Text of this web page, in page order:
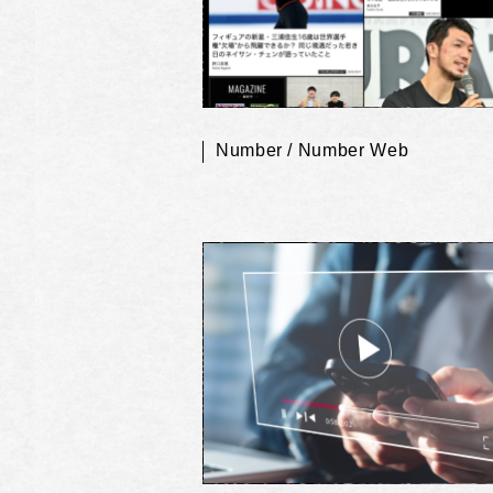
Number / Number Web